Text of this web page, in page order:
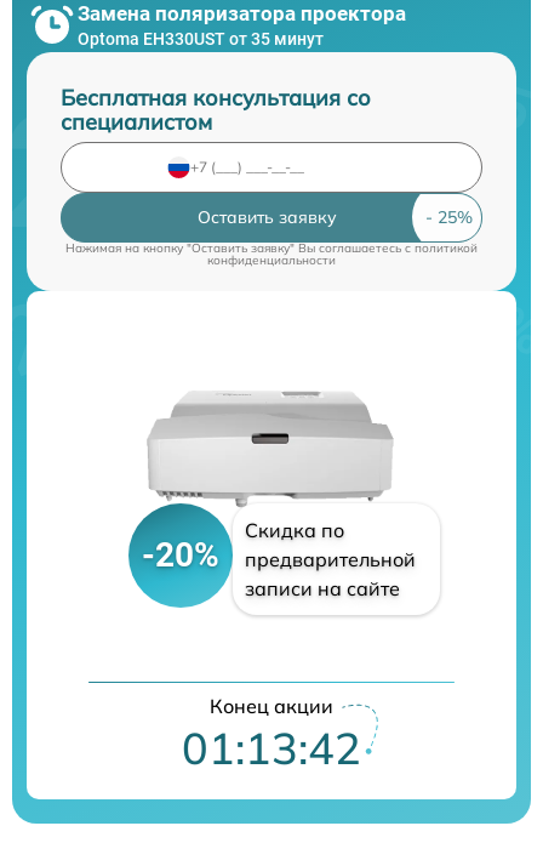
Замена поляризатора проектора
Optoma EH330UST от 35 минут
Бесплатная консультация со
специалистом
Оставить заявку
Нажимая на кнопку "Оставить заявку" Вы соглашаетесь cполитикой
конфиденциальности
-20%
Скидка по
предварительной
записи на сайте
Конец акции
01:13:41